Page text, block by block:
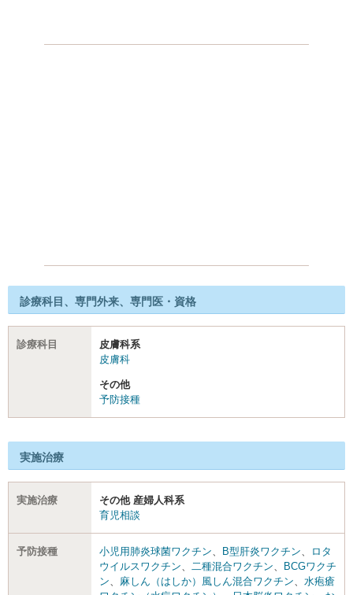
診療科目、専門外来、専門医・資格
診療科目
皮膚科系
皮膚科
その他
予防接種
実施治療
実施治療
その他 産婦人科系
育児相談
予防接種 小児用肺炎球菌ワクチン、 B型肝炎ワクチン、
ロタ
ウイルスワクチン、 二種混合ワクチン、
BCGワクチ
ン、 麻しん（はしか）風しん混合ワクチン、 水疱瘡